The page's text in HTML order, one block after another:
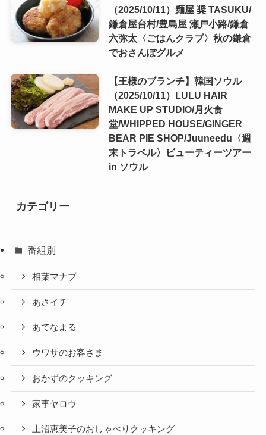
（2025/10/11）麺屋 奨 TASUKU/
鎌倉屋台村/豊島屋 瀬戸小路/鎌倉
六弥太〈ごはんクラブ〉秋の鎌倉
でおさんぽグルメ
【王様のブランチ】韓国ソウル
（2025/10/11）LULU HAIR
MAKE UP STUDIO/月火食
堂/WHIPPED HOUSE/GINGER
BEAR PIE SHOP/Juuneedu〈週
末トラベル〉ビューティーツアー
in ソウル
カテゴリー
番組別
相葉マナブ
あさイチ
あてなよる
ウワサのお客さま
おかずのクッキング
家事ヤロウ
上沼恵美子のおしゃべりクッキング